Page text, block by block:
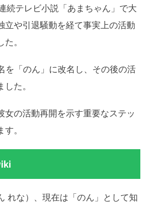
続テレビ小説「あまちゃん」で大
立や引退騒動を経て事実上の活動
。
を「のん」に改名し、その後の活
た。
女の活動再開を示す重要なステッ
。
れな）、現在は「のん」として知